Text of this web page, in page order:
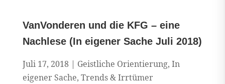
VanVonderen und die KFG – eine
Nachlese (In eigener Sache Juli 2018)
Juli 17, 2018 | Geistliche Orientierung, In
eigener Sache, Trends & Irrtümer